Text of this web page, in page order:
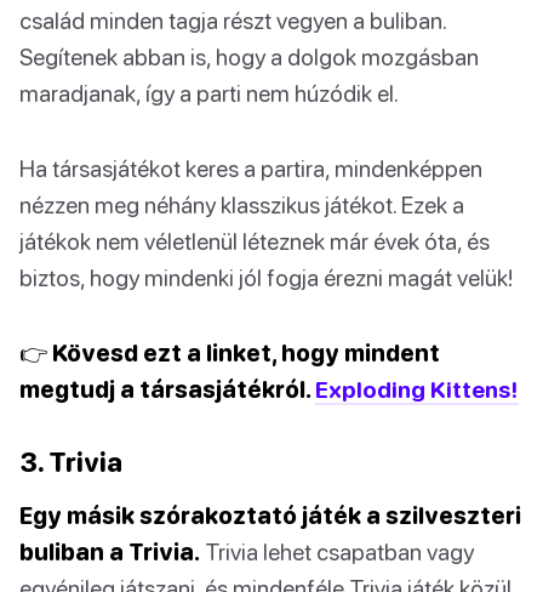
család minden tagja részt vegyen a buliban.
Segítenek abban is, hogy a dolgok mozgásban
maradjanak, így a parti nem húzódik el.
Ha társasjátékot keres a partira, mindenképpen
nézzen meg néhány klasszikus játékot. Ezek a
játékok nem véletlenül léteznek már évek óta, és
biztos, hogy mindenki jól fogja érezni magát velük!
👉 Kövesd ezt a linket, hogy mindent
megtudj a társasjátékról. Exploding Kittens!
3. Trivia
Egy másik szórakoztató játék a szilveszteri
buliban a Trivia. Trivia lehet csapatban vagy